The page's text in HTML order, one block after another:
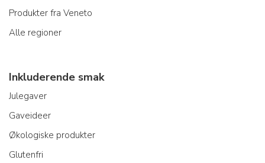
Produkter fra Veneto
Alle regioner
Inkluderende smak
Julegaver
Gaveideer
Økologiske produkter
Glutenfri